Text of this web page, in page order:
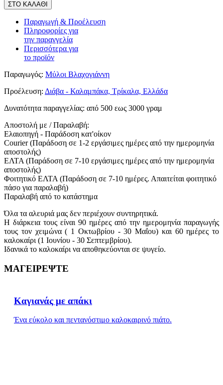
ΣΤΟ ΚΑΛΑΘΙ
Παραγωγή & Προέλευση
Πληροφορίες για
την παραγγελία
Περισσότερα για
το προϊόν
Παραγωγός: Μύλοι Βλαχογιάννη
Προέλευση: Διάβα - Καλαμπάκα, Τρίκαλα, Ελλάδα
Δυνατότητα παραγγελίας: από 500 εως 3000 γραμ
Αποστολή με / Παραλαβή:
Ελαιοπηγή - Παράδοση κατ'οίκον
Courier (Παράδοση σε 1-2 εργάσιμες ημέρες από την ημερομηνία
αποστολής)
ΕΛΤΑ (Παράδοση σε 7-10 εργάσιμες ημέρες από την ημερομηνία
αποστολής)
Φοιτητικό ΕΛΤΑ (Παράδοση σε 7-10 ημέρες. Απαιτείται φοιτητικό
πάσο για παραλαβή)
Παραλαβή από το κατάστημα
Όλα τα αλευριά μας δεν περιέχουν συντηρητικά.
Η διάρκεια τους είναι 90 ημέρες από την ημερομηνία παραγωγής
τους τον χειμώνα ( 1 Οκτωβρίου - 30 Μαΐου) και 60 ημέρες το
καλοκαίρι (1 Ιουνίου - 30 Σεπτεμβρίου).
Ιδανικά το καλοκαίρι να αποθηκεύονται σε ψυγείο.
ΜΑΓΕΙΡΕΨΤΕ
Καγιανάς με απάκι
Ένα εύκολο και πεντανόστιμο καλοκαιρινό πιάτο.